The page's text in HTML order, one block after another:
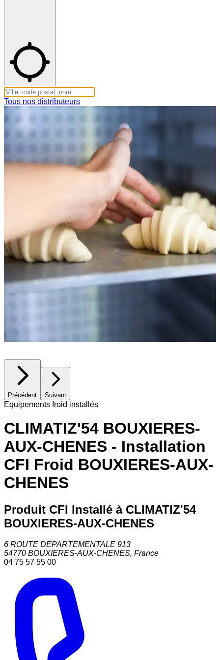
Tous nos distributeurs
Précédent Suivant
Equipements froid installés
CLIMATIZ'54 BOUXIERES-
AUX-CHENES - Installation
CFI Froid BOUXIERES-AUX-
CHENES
Produit CFI Installé à CLIMATIZ'54
BOUXIERES-AUX-CHENES
6 ROUTE DEPARTEMENTALE 913
54770 BOUXIERES-AUX-CHENES, France
04 75 57 55 00